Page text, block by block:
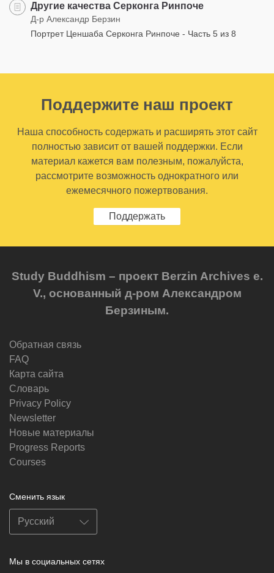
Другие качества Серконга Ринпоче
Д-р Александр Берзин
Портрет Ценшаба Серконга Ринпоче - Часть 5 из 8
Поддержите наш проект
Наша способность содержать и расширять этот сайт
полностью зависит от вашей поддержки. Если
материал кажется вам полезным, пожалуйста,
рассмотрите возможность однократного или
ежемесячного пожертвования.
Поддержать
Study Buddhism – проект Berzin Archives e.
V., основанный д-ром Александром
Берзиным.
Обратная связь
FAQ
Карта сайта
Словарь
Privacy Policy
Newsletter
Новые материалы
Progress Reports
Courses
Сменить язык
Мы в социальных сетях